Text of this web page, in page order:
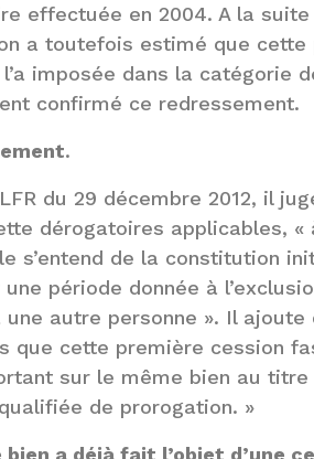
effectuée en 2004. A la suite
a toutefois estimé que
imposée dans la catégorie
confirmé ce redressement.
.
du 29 décembre 2012, il
dérogatoires applicables,
s’entend de la constitution
période donnée à
autre personne ». Il ajoute
que cette première cession
sur le même bien au titre
de prorogation. »